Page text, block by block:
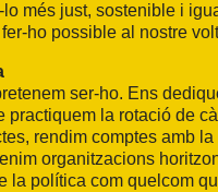
més just, sostenible i
ho possible al nostre
ser-ho. Ens
practiquem la rotació de
rendim comptes amb
organitzacions
política com quelcom